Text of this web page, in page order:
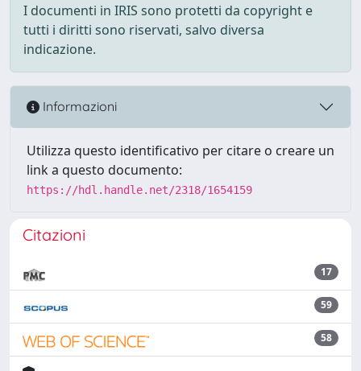
I documenti in IRIS sono protetti da copyright e
tutti i diritti sono riservati, salvo diversa
indicazione.
Informazioni
Utilizza questo identificativo per citare o creare un
link a questo documento:
https://hdl.handle.net/2318/1654159
Citazioni
17
59
58